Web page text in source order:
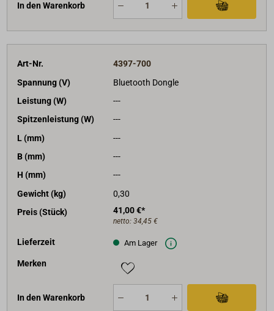
In den Warenkorb
Art-Nr.
4397-700
Spannung (V)
Bluetooth Dongle
Leistung (W)
---
Spitzenleistung (W)
---
L (mm)
---
B (mm)
---
H (mm)
---
Gewicht (kg)
0,30
Preis (Stück)
41,00 €*
netto: 34,45 €
Lieferzeit Am Lager
Merken
In den Warenkorb